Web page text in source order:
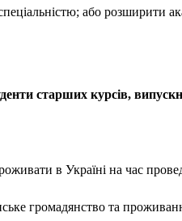
або розширити
старших курсів,
в Україні на час
громадянство та